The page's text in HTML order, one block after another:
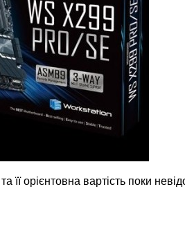
орієнтовна вартість поки